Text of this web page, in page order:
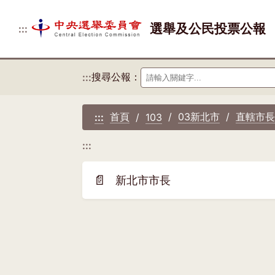
::: 選舉及公民投票公報
:::搜尋公報：
::: 首頁 103 03新北市 直轄市長
:::
📄 新北市市長
(另
開